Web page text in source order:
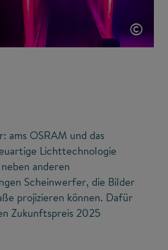
©
ams OSRAM und das
Lichttechnologie
anderen
Scheinwerfer, die Bilder
projizieren können. Dafür
Zukunftspreis 2025